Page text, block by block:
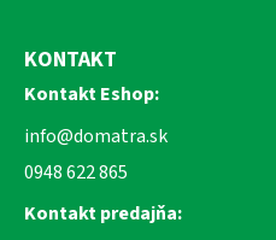
KONTAKT
Kontakt Eshop:
info@domatra.sk
0948 622 865
Kontakt predajňa: